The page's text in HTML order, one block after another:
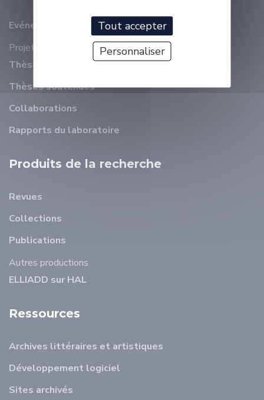
Evénements récents
Projets
Thèses en cours
Thèses soutenues
Collaborations
Rapports du laboratoire
Produits de la recherche
Revues
Collections
Publications
Autres productions
ELLIADD sur HAL
Ressources
Archives littéraires et artistiques
Développement logiciel
Sites archivés
Tout accepter
Personnaliser